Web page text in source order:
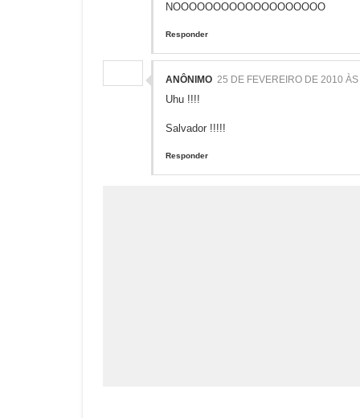
NOOOOOOOOOOOOOOOOOOO
Responder
ANÔNIMO 25 DE FEVEREIRO DE 2010
Uhu !!!!
Salvador !!!!!
Responder